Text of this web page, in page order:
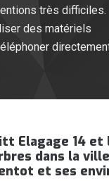
très difficiles.
des matériels
Elagage 14 et
dans la
et ses